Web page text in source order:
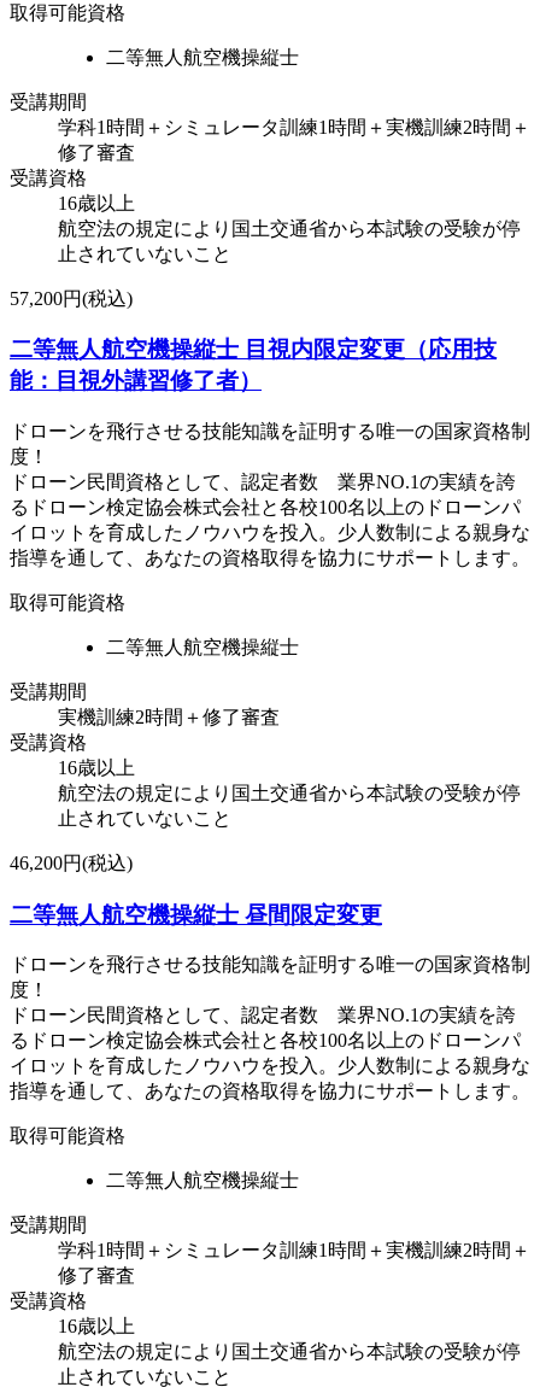
取得可能資格
二等無人航空機操縦士
受講期間
学科1時間＋シミュレータ訓練1時間＋実機訓練2時間＋
修了審査
受講資格
16歳以上
航空法の規定により国土交通省から本試験の受験が停
止されていないこと
57,200円(税込)
二等無人航空機操縦士 目視内限定変更（応用技
能：目視外講習修了者）
ドローンを飛行させる技能知識を証明する唯一の国家資格制
度！
ドローン民間資格として、認定者数 業界NO.1の実績を誇
るドローン検定協会株式会社と各校100名以上のドローンパ
イロットを育成したノウハウを投入。少人数制による親身な
指導を通して、あなたの資格取得を協力にサポートします。
取得可能資格
二等無人航空機操縦士
受講期間
実機訓練2時間＋修了審査
受講資格
16歳以上
航空法の規定により国土交通省から本試験の受験が停
止されていないこと
46,200円(税込)
二等無人航空機操縦士 昼間限定変更
ドローンを飛行させる技能知識を証明する唯一の国家資格制
度！
ドローン民間資格として、認定者数 業界NO.1の実績を誇
るドローン検定協会株式会社と各校100名以上のドローンパ
イロットを育成したノウハウを投入。少人数制による親身な
指導を通して、あなたの資格取得を協力にサポートします。
取得可能資格
二等無人航空機操縦士
受講期間
学科1時間＋シミュレータ訓練1時間＋実機訓練2時間＋
修了審査
受講資格
16歳以上
航空法の規定により国土交通省から本試験の受験が停
止されていないこと